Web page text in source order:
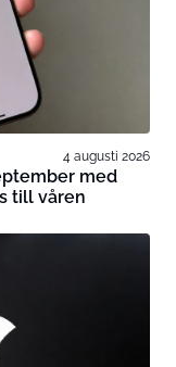
4 augusti 2026
med
till våren